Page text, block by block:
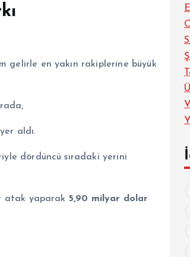
gelirle en yakın rakiplerine büyük
aldı.
dördüncü sıradaki yerini
atak yaparak 5,90 milyar dolar